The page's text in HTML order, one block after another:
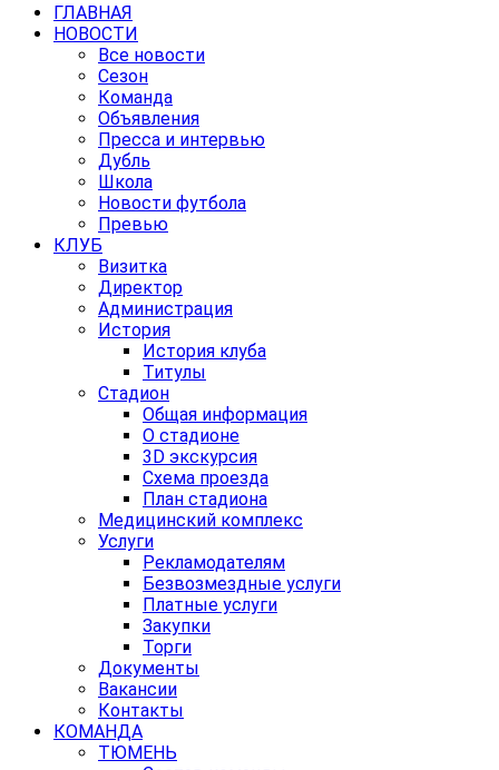
ГЛАВНАЯ
НОВОСТИ
Все новости
Сезон
Команда
Объявления
Пресса и интервью
Дубль
Школа
Новости футбола
Превью
КЛУБ
Визитка
Директор
Администрация
История
История клуба
Титулы
Стадион
Общая информация
О стадионе
3D экскурсия
Схема проезда
План стадиона
Медицинский комплекс
Услуги
Рекламодателям
Безвозмездные услуги
Платные услуги
Закупки
Торги
Документы
Вакансии
Контакты
КОМАНДА
ТЮМЕНЬ